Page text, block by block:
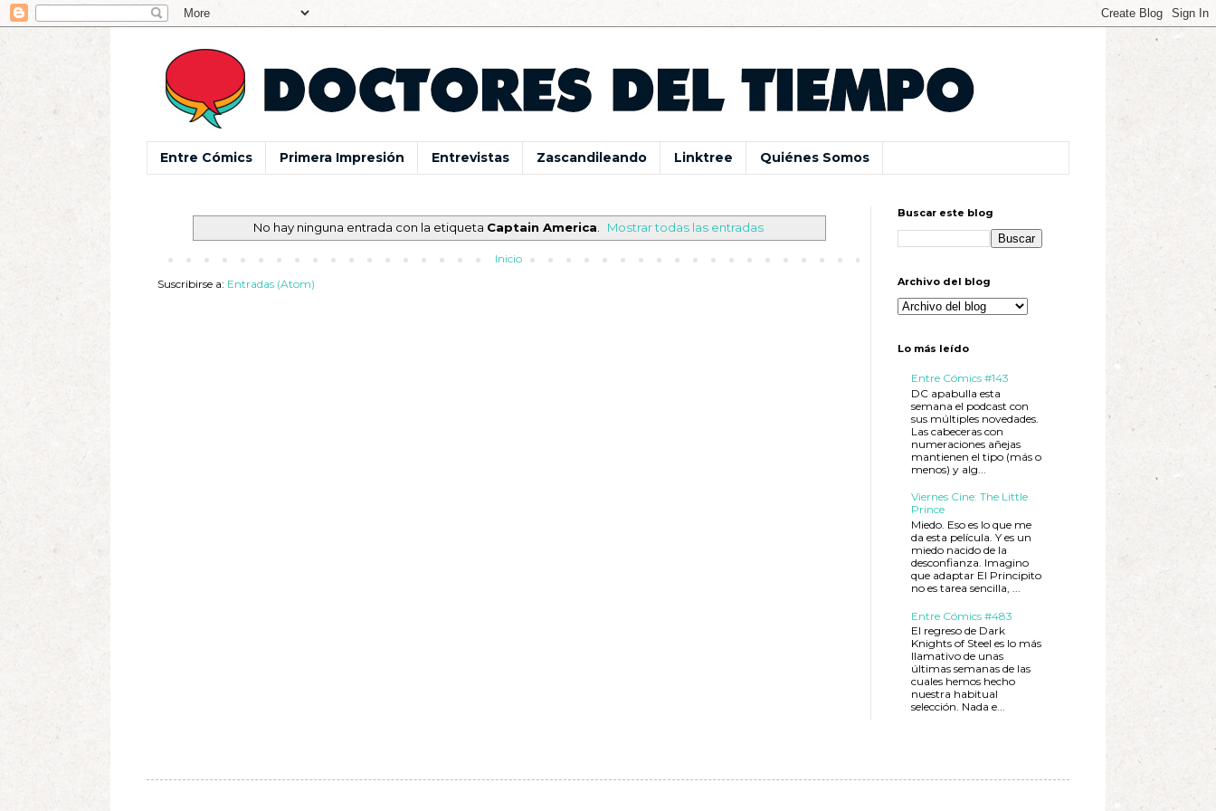
Entre Cómics Primera Impresión Entrevistas Zascandileando Linktree Quiénes Somos
No hay ninguna entrada con la etiqueta Captain America Mostrar todas las entradas
Inicio
Suscribirse a: Entradas (Atom)
Buscar este blog
Archivo del blog
Lo más leído
Entre Cómics #143
DC apabulla esta
semana el podcast con
sus múltiples novedades.
Las cabeceras con
numeraciones añejas
mantienen el tipo (más o
menos) y alg...
Viernes Cine: The Little
Prince
Miedo. Eso es lo que me
da esta película. Y es un
miedo nacido de la
desconfianza. Imagino
que adaptar El Principito
no es tarea sencilla, ...
Entre Cómics #483
El regreso de Dark
Knights of Steel es lo más
llamativo de unas
últimas semanas de las
cuales hemos hecho
nuestra habitual
selección. Nada e...